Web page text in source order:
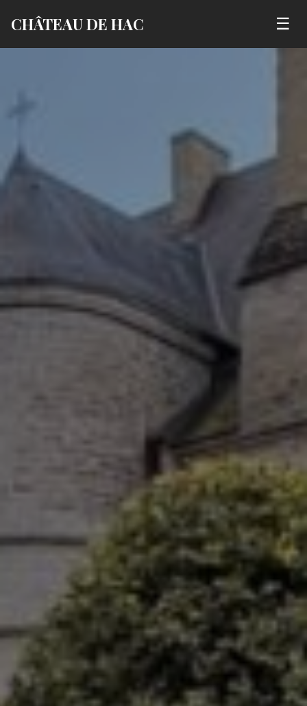
CHÂTEAU DE HAC ☰